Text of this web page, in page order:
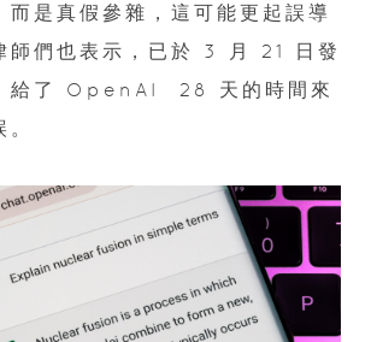
而是真假參雜，這可能更起誤導
師們也表示，已於 3 月 21 日發
給了 OpenAI 28 天的時間來